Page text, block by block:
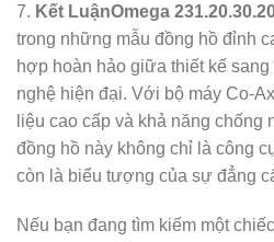
7. Kết LuậnOmega
trong những mẫu đồng hồ đỉnh
hợp hoàn hảo giữa thiết kế sang
nghệ hiện đại. Với bộ máy Co-
liệu cao cấp và khả năng chống
đồng hồ này không chỉ là công
còn là biểu tượng của sự đẳng
Nếu bạn đang tìm kiếm một